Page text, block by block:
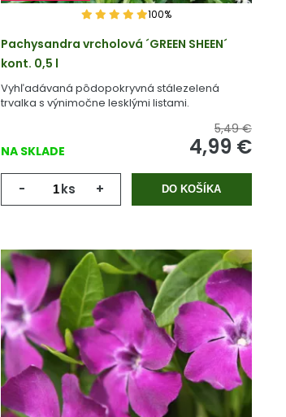
100%
Pachysandra vrcholová ´GREEN SHEEN´
kont. 0,5 l
Vyhľadávaná pôdopokryvná stálezelená
trvalka s výnimočne lesklými listami.
NA SKLADE
5,49 €
4,99 €
- ks + DO KOŠÍKA